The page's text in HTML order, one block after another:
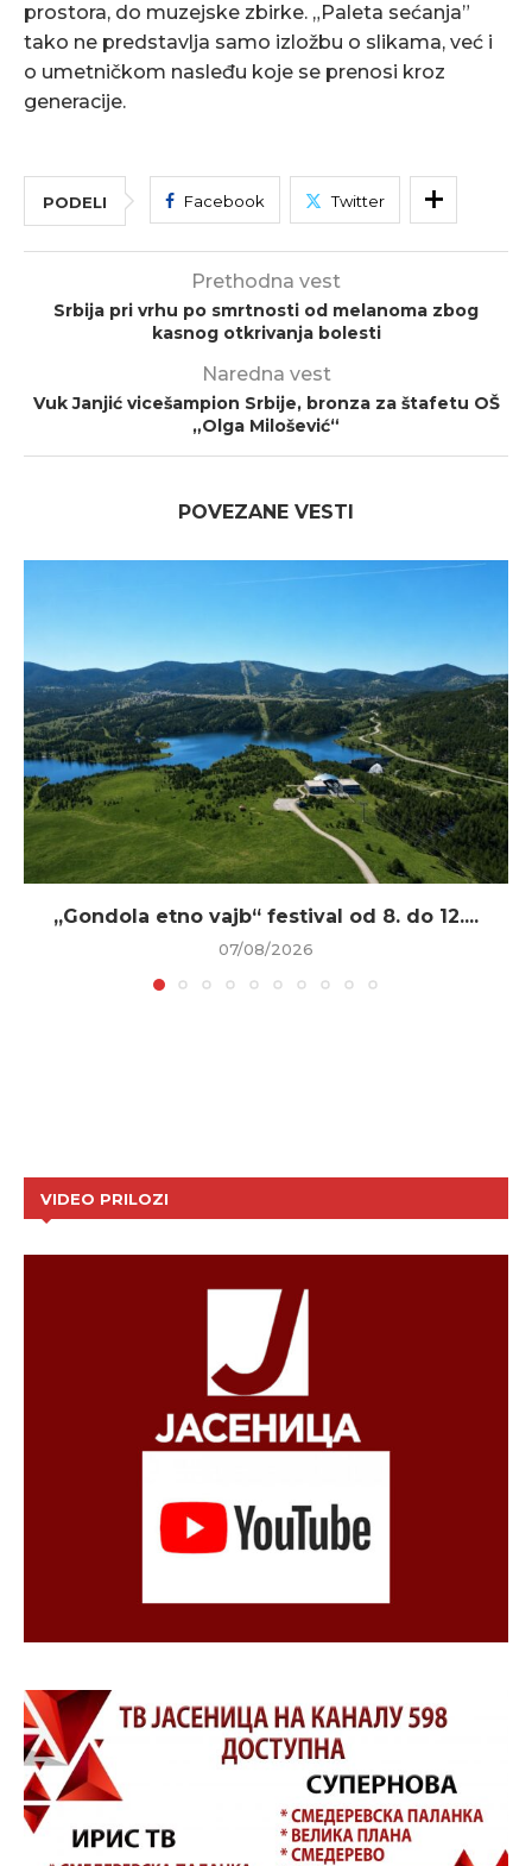
prostora, do muzejske zbirke. „Paleta sećanja”
tako ne predstavlja samo izložbu o slikama, već i
o umetničkom nasleđu koje se prenosi kroz
generacije.
PODELI Facebook Twitter
Prethodna vest
Srbija pri vrhu po smrtnosti od melanoma zbog
kasnog otkrivanja bolesti
Naredna vest
Vuk Janjić vicešampion Srbije, bronza za štafetu OŠ
„Olga Milošević“
POVEZANE VESTI
„Gondola etno vajb“ festival od 8. do 12....
07/08/2026
VIDEO PRILOZI